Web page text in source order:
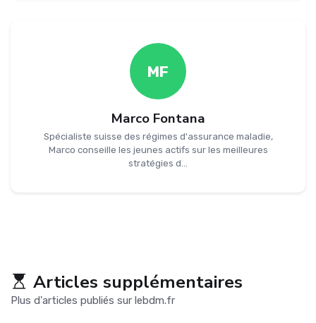
MF
Marco Fontana
Spécialiste suisse des régimes d'assurance maladie,
Marco conseille les jeunes actifs sur les meilleures
stratégies d...
Articles supplémentaires
Plus d'articles publiés sur lebdm.fr